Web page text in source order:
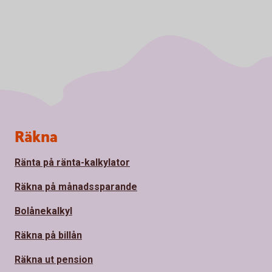
Sidfot
Räkna
Ränta på ränta-kalkylator
Räkna på månadssparande
Bolånekalkyl
Räkna på billån
Räkna ut pension